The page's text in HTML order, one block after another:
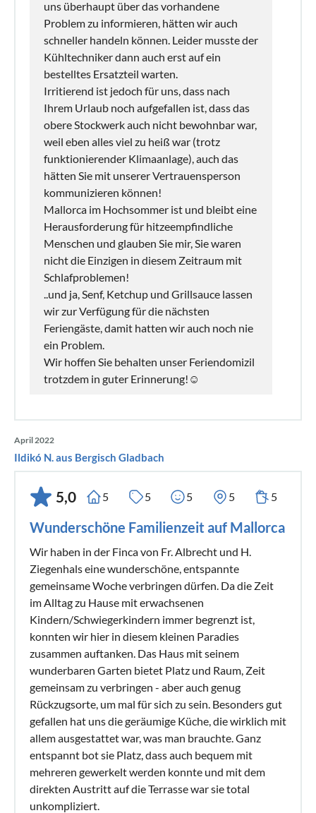
uns überhaupt über das vorhandene
Problem zu informieren, hätten wir auch
schneller handeln können. Leider musste der
Kühltechniker dann auch erst auf ein
bestelltes Ersatzteil warten.
Irritierend ist jedoch für uns, dass nach
Ihrem Urlaub noch aufgefallen ist, dass das
obere Stockwerk auch nicht bewohnbar war,
weil eben alles viel zu heiß war (trotz
funktionierender Klimaanlage), auch das
hätten Sie mit unserer Vertrauensperson
kommunizieren können!
Mallorca im Hochsommer ist und bleibt eine
Herausforderung für hitzeempfindliche
Menschen und glauben Sie mir, Sie waren
nicht die Einzigen in diesem Zeitraum mit
Schlafproblemen!
..und ja, Senf, Ketchup und Grillsauce lassen
wir zur Verfügung für die nächsten
Feriengäste, damit hatten wir auch noch nie
ein Problem.
Wir hoffen Sie behalten unser Feriendomizil
trotzdem in guter Erinnerung!☺️
April 2022
Ildikó N. aus Bergisch Gladbach
5,0 5 5 5 5 5
Wunderschöne Familienzeit auf Mallorca
Wir haben in der Finca von Fr. Albrecht und H.
Ziegenhals eine wunderschöne, entspannte
gemeinsame Woche verbringen dürfen. Da die Zeit
im Alltag zu Hause mit erwachsenen
Kindern/Schwiegerkindern immer begrenzt ist,
konnten wir hier in diesem kleinen Paradies
zusammen auftanken. Das Haus mit seinem
wunderbaren Garten bietet Platz und Raum, Zeit
gemeinsam zu verbringen - aber auch genug
Rückzugsorte, um mal für sich zu sein. Besonders gut
gefallen hat uns die geräumige Küche, die wirklich mit
allem ausgestattet war, was man brauchte. Ganz
entspannt bot sie Platz, dass auch bequem mit
mehreren gewerkelt werden konnte und mit dem
direkten Austritt auf die Terrasse war sie total
unkompliziert.